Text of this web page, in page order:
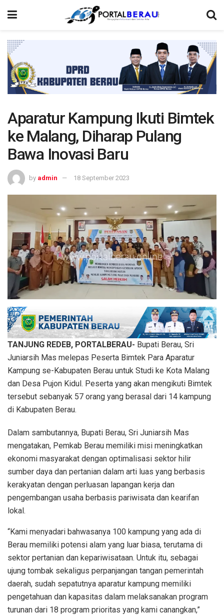
Aparatur Kampung Ikuti Bimtek
ke Malang, Diharap Pulang
Bawa Inovasi Baru
by admin 18 September 2023
TANJUNG REDEB, PORTALBERAU- Bupati Berau, Sri
Juniarsih Mas melepas Peserta Bimtek Para Aparatur
Kampung se-Kabupaten Berau untuk Studi ke Kota Malang
dan Desa Pujon Kidul. Peserta yang akan mengikuti Bimtek
tersebut sebanyak 57 orang yang berasal dari 14 kampung
di Kabupaten Berau.
Dalam sambutannya, Bupati Berau, Sri Juniarsih Mas
mengatakan, Pemkab Berau memiliki misi meningkatkan
ekonomi masyarakat dengan optimalisasi sektor hilir
sumber daya dan pertanian dalam arti luas yang berbasis
kerakyatan dengan perluasan lapangan kerja dan
pengembangan usaha berbasis pariwisata dan kearifan
lokal.
“Kami menyadari bahwasanya 100 kampung yang ada di
Berau memiliki potensi alam yang luar biasa, terutama di
sektor pertanian dan kepariwisataan. Untuk itu, sebagai
ujung tombak sekaligus perpanjangan tangan pemerintah
daerah, sudah sepatutnya aparatur kampung memiliki
pengetahuan dan kapasitas dalam melaksanakan program
turunan dari 18 program prioritas yang kami canangkan,”